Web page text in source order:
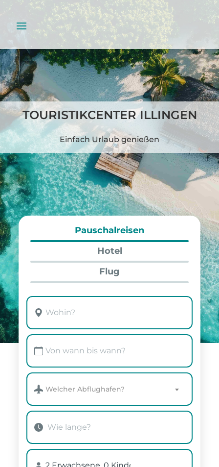
TOURISTIKCENTER ILLINGEN
Einfach Urlaub genießen
Pauschalreisen
Hotel
Flug
Welcher Abflughafen?